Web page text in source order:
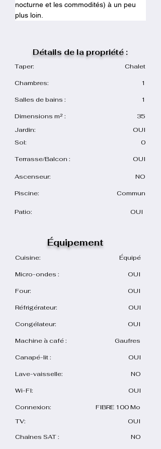
nocturne et les commodités) à un peu
plus loin.
Détails de la propriété :
Taper: Chalet
Chambres: 1
Salles de bains : 1
Dimensions m² :
35
Jardin:
OUI
Sol:
0
Terrasse/Balcon : OUI
Ascenseur: NO
Piscine: Commun
Patio: OUI
Équipement
Cuisine: Équipé
Micro-ondes : OUI
Four: OUI
Réfrigérateur: OUI
Congélateur: OUI
Gaufres
Machine à café :
Canapé-lit : OUI
Lave-vaisselle: NO
Wi-FI: OUI
Connexion:
FIBRE 100 Mo
TV:
OUI
Chaînes SAT :
NO